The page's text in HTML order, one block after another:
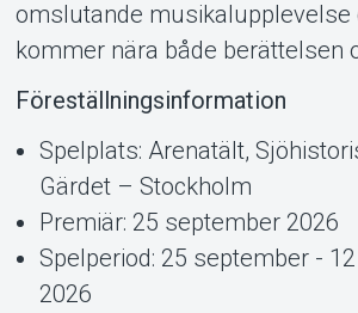
omslutande musikalupplevelse
kommer nära både berättelsen
Föreställningsinformation
Spelplats: Arenatält,
Gärdet – Stockholm
Premiär: 25 september 2026
Spelperiod: 25 september -
2026